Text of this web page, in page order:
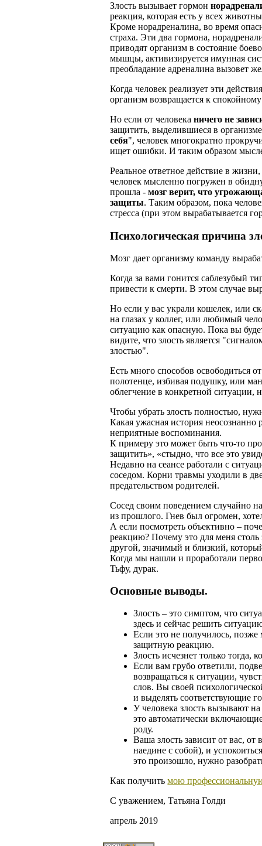
Злость вызывает гормон
реакция, которая есть у всех
Кроме норадреналина, во время
страха. Эти два гормона,
приводят организм в состояние
мышцы, активизируется имунная
преобладание адреналина вызовет
Когда человек реализует эти
организм возвращается к
Но если от человеканичего не
защитить, выделившиеся в
себя", человек многократно
ищет ошибки. И таким образом
Реальное ответное действие в
человек мысленно погружен в
прошла -мозг верит, что
защиты. Таким образом, пока
стресса (при этом вырабатывается
Психологическая причина
Мозг дает организму команду
Когда за вами гонится саблезубый
привести к смерти. В этом случае
Но если у вас украли кошелек, или
на глазах у коллег, или любимый
ситуацию как опасную. Пока вы
видите, что злость является
злостью".
Есть много способов освободиться
полотенце, избивая подушку, или
облегчение в конкретной ситуации,
Чтобы убрать злость полностью,
Какая ужасная история неосознанно
неприятные воспоминания.
К примеру это может быть что-то
защитить», «стыдно, что все это
Недавно на сеансе работали с
соседом. Корни травмы уходили в
предательством родителей.
Сосед своим поведением случайно
из прошлого. Гнев был огромен,
А если посмотреть объективно –
реакцию? Почему это для меня столь
другой, значимый и близкий,
Когда мы нашли и проработали
Тьфу, дурак.
Основные выводы.
Злость – это симптом, что
здесь и сейчас решить
Если это не получилось, позже
защитную реакцию.
Злость исчезнет только тогда,
Если вам грубо ответили,
возвращаться к ситуации,
слов. Вы своей
и выделять соответствующие
У человека злость вызывают
это автоматически
роду.
Ваша злость зависит от вас,
наедине с собой), и
это произошло, нужно
Как получитьмою
С уважением, Татьяна Голди
апрель 2019